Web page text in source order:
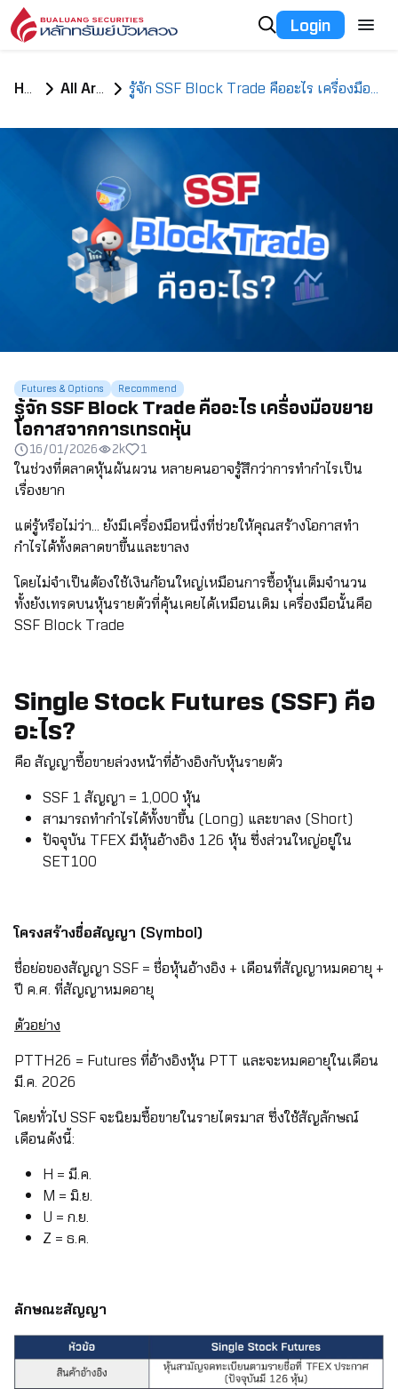
Login
Home All Articles รู้จัก SSF Block Trade คืออะไร เครื่องมือขยายโอกาสจากการเทรดหุ้น
Futures & Options Recommend
รู้จัก SSF Block Trade คืออะไร เครื่องมือขยาย
โอกาสจากการเทรดหุ้น
16/01/2026 2k 1
ในช่วงที่ตลาดหุ้นผันผวน หลายคนอาจรู้สึกว่าการทำกำไรเป็น
เรื่องยาก
แต่รู้หรือไม่ว่า… ยังมีเครื่องมือหนึ่งที่ช่วยให้คุณสร้างโอกาสทำ
กำไรได้ทั้งตลาดขาขึ้นและขาลง
โดยไม่จำเป็นต้องใช้เงินก้อนใหญ่เหมือนการซื้อหุ้นเต็มจำนวน
ทั้งยังเทรดบนหุ้นรายตัวที่คุ้นเคยได้เหมือนเดิม เครื่องมือนั้นคือ
SSF Block Trade
Single Stock Futures (SSF) คือ
อะไร?
คือ สัญญาซื้อขายล่วงหน้าที่อ้างอิงกับหุ้นรายตัว
SSF 1 สัญญา = 1,000 หุ้น
สามารถทำกำไรได้ทั้งขาขึ้น (Long) และขาลง (Short)
ปัจจุบัน TFEX มีหุ้นอ้างอิง 126 หุ้น ซึ่งส่วนใหญ่อยู่ใน
SET100
โครงสร้างชื่อสัญญา (Symbol)
ชื่อย่อของสัญญา SSF = ชื่อหุ้นอ้างอิง + เดือนที่สัญญาหมดอายุ +
ปี ค.ศ. ที่สัญญาหมดอายุ
ตัวอย่าง
PTTH26 = Futures ที่อ้างอิงหุ้น PTT และจะหมดอายุในเดือน
มี.ค. 2026
โดยทั่วไป SSF จะนิยมซื้อขายในรายไตรมาส ซึ่งใช้สัญลักษณ์
เดือนดังนี้:
H = มี.ค.
M = มิ.ย.
U = ก.ย.
Z = ธ.ค.
ลักษณะสัญญา